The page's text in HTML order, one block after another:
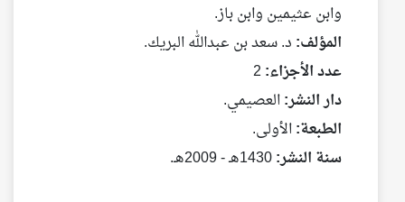
وابن عثيمين وابن باز.
المؤلف: د. سعد بن عبدالله البريك.
عدد الأجزاء: 2
دار النشر:العصيمي.
الطبعة:الأولى.
سنة النشر: